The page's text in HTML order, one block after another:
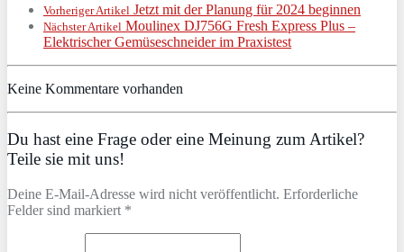
Vorheriger Artikel Jetzt mit der Planung für 2024 beginnen
Nächster Artikel Moulinex DJ756G Fresh Express Plus –
Elektrischer Gemüseschneider im Praxistest
Keine Kommentare vorhanden
Du hast eine Frage oder eine Meinung zum Artikel?
Teile sie mit uns!
Deine E-Mail-Adresse wird nicht veröffentlicht. Erforderliche
Felder sind markiert *